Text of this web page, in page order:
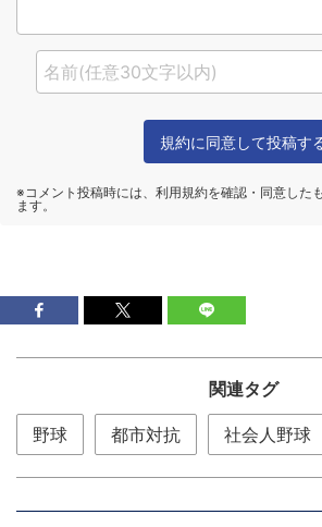
関連タグ
野球 都市対抗 社会人野球